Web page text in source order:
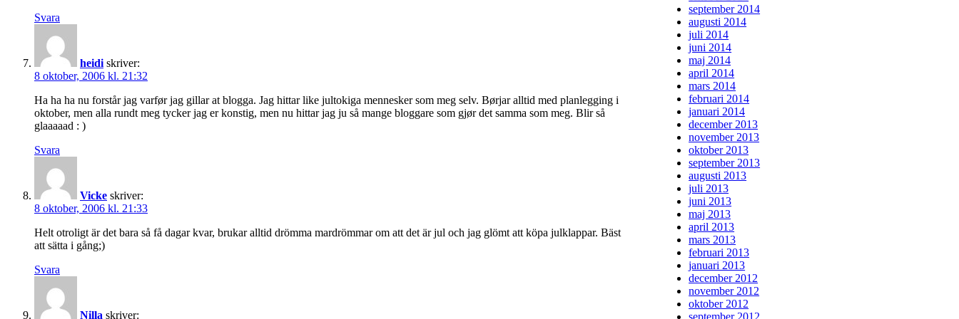
Svara
heidi skriver:
8 oktober, 2006 kl. 21:32
Ha ha ha nu forstår jag varfør jag gillar at blogga. Jag hittar like jultokiga mennesker som meg selv. Børjar alltid med planlegging i
oktober, men alla rundt meg tycker jag er konstig, men nu hittar jag ju så mange bloggare som gjør det samma som meg. Blir så
glaaaaad : )
Svara
Vicke skriver:
8 oktober, 2006 kl. 21:33
Helt otroligt är det bara så få dagar kvar, brukar alltid drömma mardrömmar om att det är jul och jag glömt att köpa julklappar. Bäst
att sätta i gång;)
Svara
Nilla skriver:
september 2014
augusti 2014
juli 2014
juni 2014
maj 2014
april 2014
mars 2014
februari 2014
januari 2014
december 2013
november 2013
oktober 2013
september 2013
augusti 2013
juli 2013
juni 2013
maj 2013
april 2013
mars 2013
februari 2013
januari 2013
december 2012
november 2012
oktober 2012
september 2012